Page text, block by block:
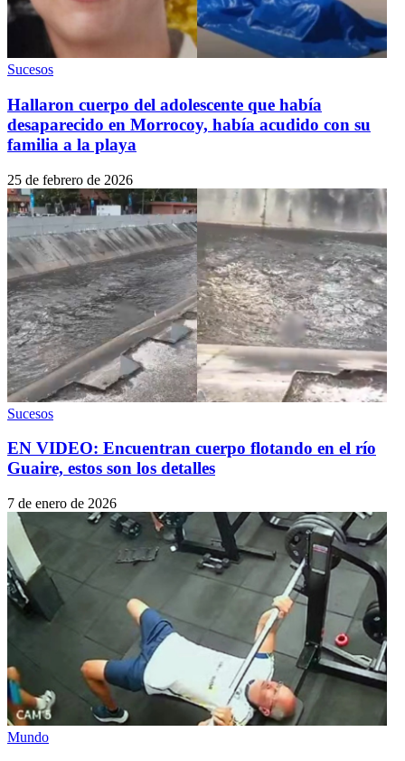
Sucesos
Hallaron cuerpo del adolescente que había
desaparecido en Morrocoy, había acudido con su
familia a la playa
25 de febrero de 2026
Sucesos
EN VIDEO: Encuentran cuerpo flotando en el río
Guaire, estos son los detalles
7 de enero de 2026
Mundo